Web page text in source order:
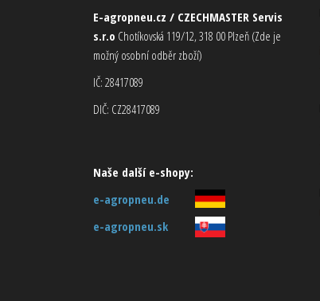
E-agropneu.cz / CZECHMASTER Servis
s.r.o Chotíkovská 119/12, 318 00 Plzeň (Zde je
možný osobní odběr zboží)
IČ: 28417089
DIČ: CZ28417089
Naše další e-shopy:
e-agropneu.de
e-agropneu.sk